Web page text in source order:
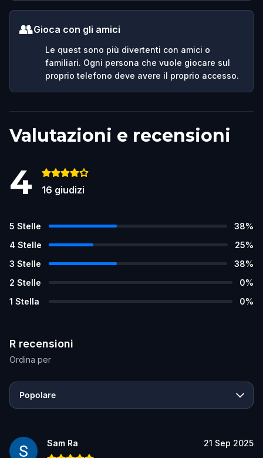
👥Gioca con gli amici
Le quest sono più divertenti con amici o
familiari. Ogni persona che vuole giocare sul
proprio telefono deve avere il proprio accesso.
Valutazioni e recensioni
4 16 giudizi
5 Stelle 38%
4 Stelle 25%
3 Stelle 38%
2 Stelle 0%
1 Stella 0%
R recensioni
Ordina per
Popolare
Sam Ra 21 Sep 2025